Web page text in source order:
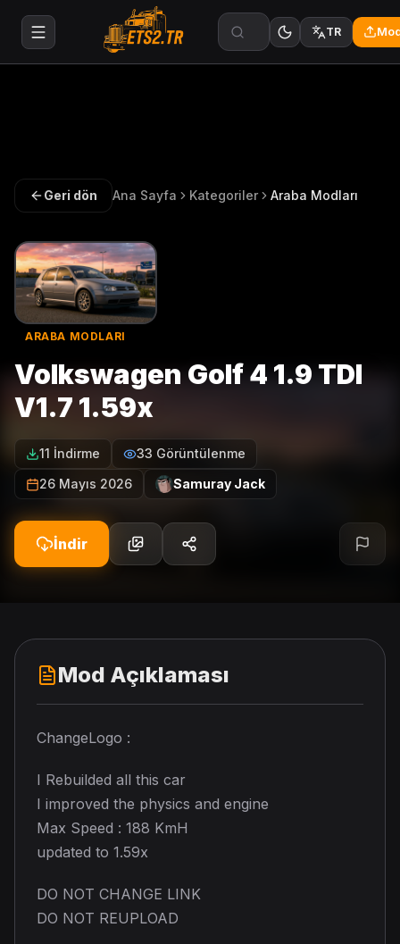
TR
Geri dön Ana Sayfa Kategoriler Araba Modları
ARABA MODLARI
Volkswagen Golf 4 1.9 TDI
V1.7 1.59x
11 İndirme
33 Görüntülenme
26 Mayıs 2026
Samuray Jack
İndir
Mod Açıklaması
ChangeLogo :
I Rebuilded all this car
I improved the physics and engine
Max Speed : 188 KmH
updated to 1.59x
DO NOT CHANGE LINK
DO NOT REUPLOAD